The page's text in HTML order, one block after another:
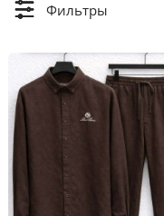
Фильтры